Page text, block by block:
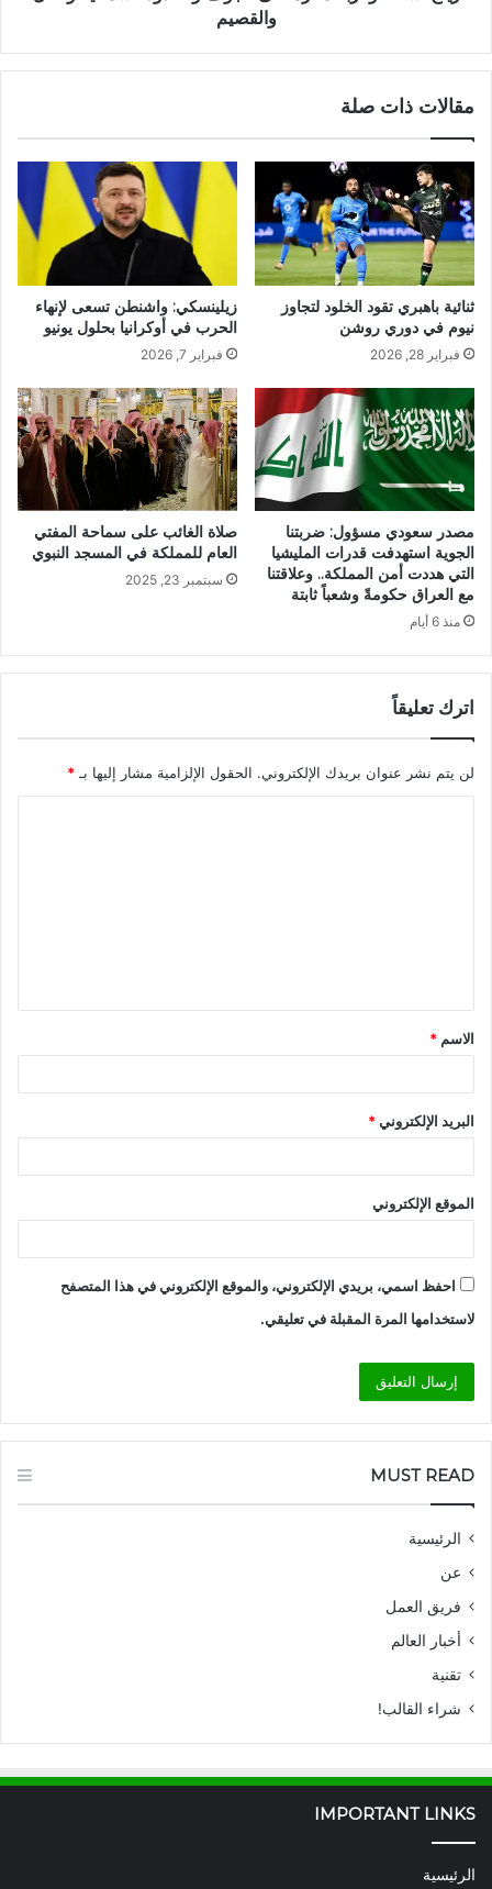
والقصيم
مقالات ذات صلة
ثنائية باهبري تقود الخلود لتجاوز
نيوم في دوري روشن
فبراير 28, 2026
زيلينسكي: واشنطن تسعى لإنهاء
الحرب في أوكرانيا بحلول يونيو
فبراير 7, 2026
مصدر سعودي مسؤول: ضربتنا
الجوية استهدفت قدرات المليشيا
التي هددت أمن المملكة.. وعلاقتنا
مع العراق حكومةً وشعباً ثابتة
منذ 6 أيام
صلاة الغائب على سماحة المفتي
العام للمملكة في المسجد النبوي
سبتمبر 23, 2025
اترك تعليقاً
لن يتم نشر عنوان بريدك الإلكتروني. الحقول الإلزامية مشار إليها بـ*
ق
*
الاسم *
البريد الإلكتروني*
الموقع الإلكتروني
احفظ اسمي، بريدي الإلكتروني، والموقع الإلكتروني في هذا المتصفح
لاستخدامها المرة المقبلة في تعليقي.
MUST READ
الرئيسية
عن
فريق العمل
أخبار العالم
تقنية
شراء القالب!
IMPORTANT LINKS
الرئيسية